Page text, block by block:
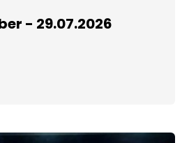
- 29.07.2026